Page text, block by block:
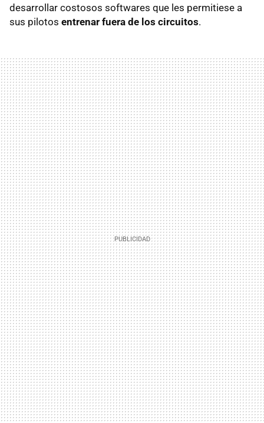
desarrollar costosos softwares que les permitiese a
sus pilotos entrenar fuera de los circuitos.